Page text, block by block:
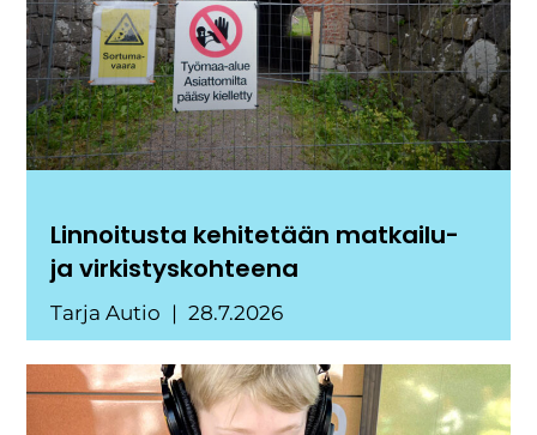
Linnoitusta kehitetään matkailu-
ja virkistyskohteena
Tarja Autio 28.7.2026